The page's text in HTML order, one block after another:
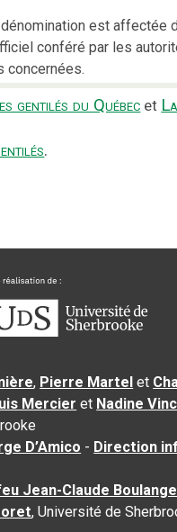
est affectée
conféré par les
concernées.
gentilés du Québec et
.
, Pierre Martel et
Mercier et Nadine
D’Amico - Direction
Jean-Claude
, Université de